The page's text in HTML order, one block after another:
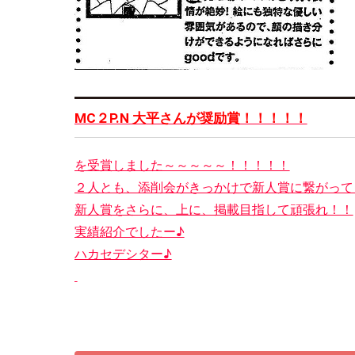
MC２P.N 大平さんが奨励賞！！！！！
を受賞しました～～～～～！！！！！
２人とも、添削会がきっかけで新人賞に繋がっ
新人賞をさらに、上に、掲載目指して頑張れ！！
実績紹介でしたー♪
ハカセデシター♪